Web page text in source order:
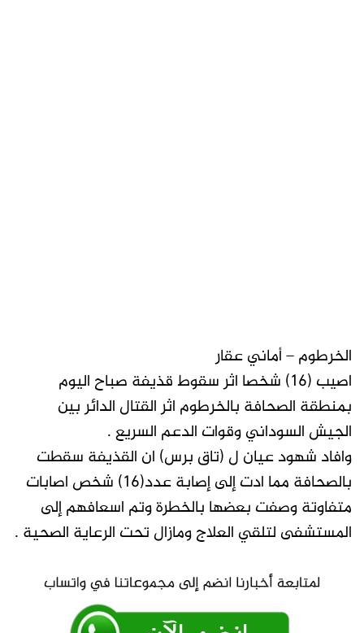
الخرطوم – أماني عقار
اصيب (16) شخصا اثر سقوط قذيفة صباح اليوم
بمنطقة الصحافة بالخرطوم اثر القتال الدائر بين
الجيش السوداني وقوات الدعم السريع .
وافاد شهود عيان ل (تاق برس) ان القذيفة سقطت
بالصحافة مما ادت إلى إصابة عدد(16) شخص اصابات
متفاوتة وصفت بعضها بالخطرة وتم اسعافهم إلى
المستشفى لتلقي العلاج ومازال تحت الرعاية الصحية .